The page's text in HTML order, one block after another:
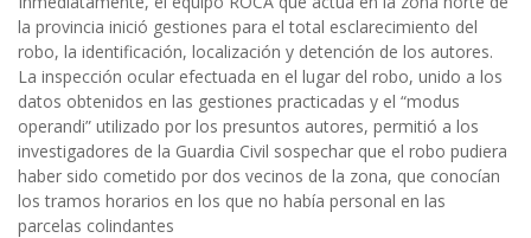
la provincia inició gestiones para el total esclarecimiento del
robo, la identificación, localización y detención de los autores.
La inspección ocular efectuada en el lugar del robo, unido a los
datos obtenidos en las gestiones practicadas y el “modus
operandi” utilizado por los presuntos autores, permitió a los
investigadores de la Guardia Civil sospechar que el robo pudiera
haber sido cometido por dos vecinos de la zona, que conocían
los tramos horarios en los que no había personal en las
parcelas colindantes